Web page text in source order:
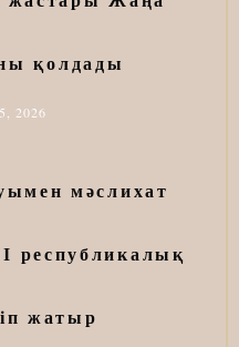
қолдады
2026
мәслихат
республикалық
жатыр